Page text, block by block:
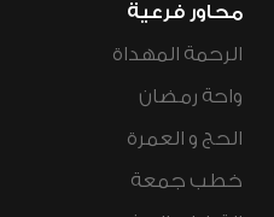
محاور فرعية
الرحمة المهداة
واحة رمضان
الحج و العمرة
خطب جمعة